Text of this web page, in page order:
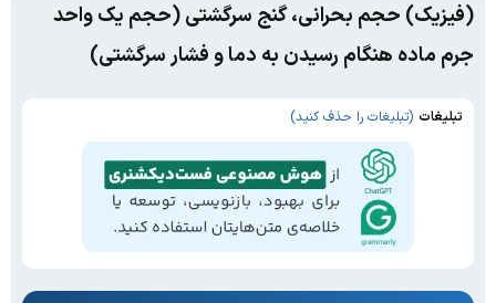
(فیزیک) حجم بحرانی، گنج سرگشتی (حجم یک واحد
جرم ماده هنگام رسیدن به دما و فشار سرگشتی)
تبلیغات (تبلیغات را حذف کنید)